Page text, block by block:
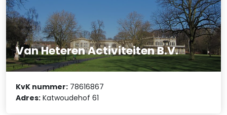
Van Heteren Activiteiten B.V.
KvK nummer: 78616867
Adres: Katwoudehof 61